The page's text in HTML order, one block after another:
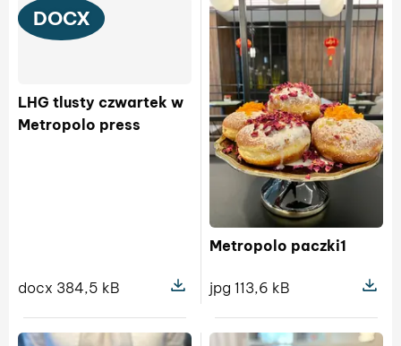
DOCX
LHG tlusty czwartek w
Metropolo press
docx 384,5 kB
Pokaż szczegóły pliku LHG tlusty
Metropolo paczki1
jpg 113,6 kB